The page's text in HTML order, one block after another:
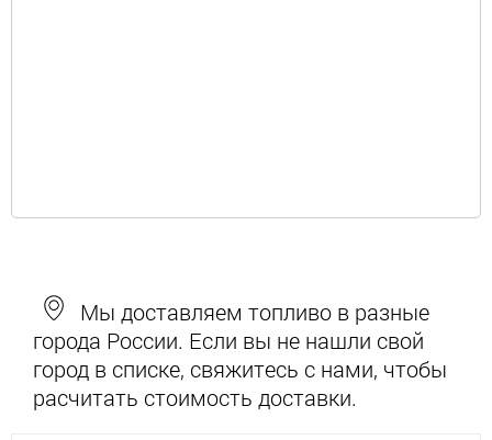
Мы доставляем топливо в разные
города России. Если вы не нашли свой
город в списке, свяжитесь с нами, чтобы
расчитать стоимость доставки.